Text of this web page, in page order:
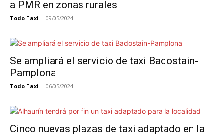
a PMR en zonas rurales
Todo Taxi - 09/05/2024
Se ampliará el servicio de taxi Badostain-
Pamplona
Todo Taxi - 06/05/2024
Cinco nuevas plazas de taxi adaptado en la